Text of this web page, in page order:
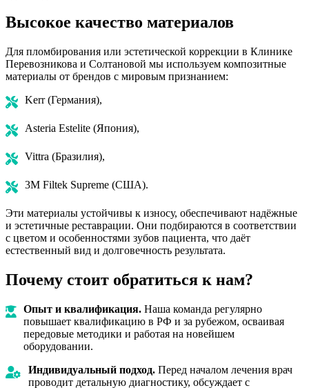
Высокое качество материалов
Для пломбирования или эстетической коррекции в Клинике
Перевозникова и Солтановой мы используем композитные
материалы от брендов с мировым признанием:
Kerr (Германия),
Asteria Estelite (Япония),
Vittra (Бразилия),
3M Filtek Supreme (США).
Эти материалы устойчивы к износу, обеспечивают надёжные
и эстетичные реставрации. Они подбираются в соответствии
с цветом и особенностями зубов пациента, что даёт
естественный вид и долговечность результата.
Почему стоит обратиться к нам?
Опыт и квалификация. Наша команда регулярно
повышает квалификацию в РФ и за рубежом, осваивая
передовые методики и работая на новейшем
оборудовании.
Индивидуальный подход. Перед началом лечения врач
проводит детальную диагностику, обсуждает с